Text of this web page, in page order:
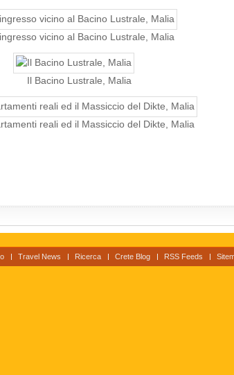
vicino al Bacino Lustrale, Malia
Il Bacino Lustrale, Malia
reali ed il Massiccio del Dikte, Malia
Travel News Ricerca Crete Blog RSS Feeds